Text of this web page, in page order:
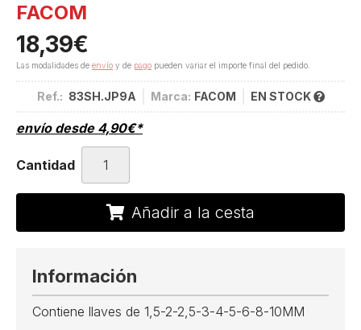
FACOM
18,39€
Las modalidades de envío y de pago pueden variar el importe final del pedido.
Ref.: 83SH.JP9A Marca: FACOM EN STOCK
envío desde 4,90€*
Cantidad
Añadir a la cesta
Información
Contiene llaves de 1,5-2-2,5-3-4-5-6-8-10MM